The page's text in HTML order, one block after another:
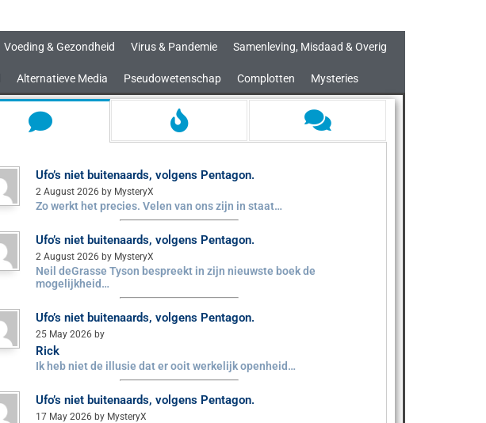
Voeding & Gezondheid Virus & Pandemie Samenleving, Misdaad & Overig
Alternatieve Media Pseudowetenschap Complotten Mysteries
Ufo’s niet buitenaards, volgens Pentagon.
2 August 2026 by MysteryX
Zo werkt het precies. Velen van ons zijn in staat…
Ufo’s niet buitenaards, volgens Pentagon.
2 August 2026 by MysteryX
Neil deGrasse Tyson bespreekt in zijn nieuwste boek de
mogelijkheid…
Ufo’s niet buitenaards, volgens Pentagon.
25 May 2026 by
Rick
Ik heb niet de illusie dat er ooit werkelijk openheid…
Ufo’s niet buitenaards, volgens Pentagon.
17 May 2026 by MysteryX